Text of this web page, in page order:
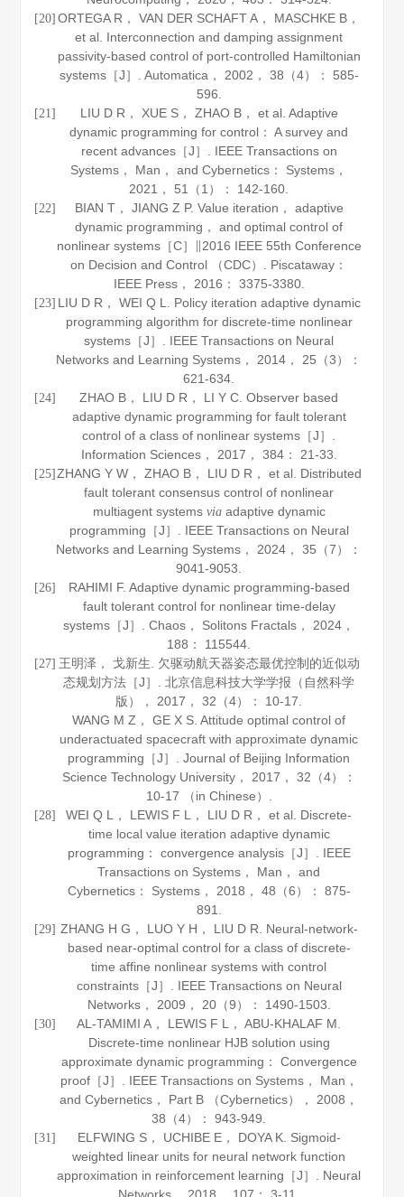
[20] ORTEGA R， VAN DER SCHAFT A， MASCHKE B，
et al. Interconnection and damping assignment
passivity-based control of port-controlled Hamiltonian
systems［J］. Automatica ， 2002 ， 38 （4）： 585-
596.
[21]
LIU D R， XUE S， ZHAO B， et al. Adaptive
dynamic programming for control： A survey and
recent advances［J］. IEEE Transactions on
Systems， Man， and Cybernetics： Systems ，
2021 ， 51 （1）： 142-160.
[22]
BIAN T， JIANG Z P. Value iteration， adaptive
dynamic programming， and optimal control of
nonlinear systems［C］∥2016 IEEE 55th Conference
on Decision and Control （CDC）. Piscataway：
IEEE Press， 2016 ： 3375-3380.
[23] LIU D R， WEI Q L. Policy iteration adaptive dynamic
programming algorithm for discrete-time nonlinear
systems［J］. IEEE Transactions on Neural
Networks and Learning Systems ， 2014 ， 25 （3）：
621-634.
[24]
ZHAO B， LIU D R， LI Y C. Observer based
adaptive dynamic programming for fault tolerant
control of a class of nonlinear systems［J］.
Information Sciences， 2017 ， 384： 21-33.
[25] ZHANG Y W， ZHAO B， LIU D R， et al. Distributed
fault tolerant consensus control of nonlinear
multiagent systems viaadaptive dynamic
programming［J］. IEEE Transactions on Neural
Networks and Learning Systems ， 2024 ，35 （7）：
9041-9053.
[26]
RAHIMI F. Adaptive dynamic programming-based
fault tolerant control for nonlinear time-delay
systems［J］.Chaos ， Solitons Fractals， 2024 ，
188 ： 115544.
[27] 王明泽， 戈新生. 欠驱动航天器姿态最优控制的近似动
态规划方法［J］.北京信息科技大学学报（自然科学
版）
， 2017 ，32 （4）： 10-17.
WANG M Z， GE X S. Attitude optimal control of
underactuated spacecraft with approximate dynamic
programming［J］.Journal of Beijing Information
Science Technology University， 2017 ， 32 （4）：
10-17 （in Chinese）.
[28]
WEI Q L， LEWIS F L， LIU D R， et al. Discrete-
time local value iteration adaptive dynamic
programming： convergence analysis［J］. IEEE
Transactions on Systems， Man， and
Cybernetics： Systems， 2018 ， 48 （6）： 875-
891.
[29] ZHANG H G， LUO Y H， LIU D R. Neural-network-
based near-optimal control for a class of discrete-
time affine nonlinear systems with control
constraints［J］. IEEE Transactions on Neural
Networks， 2009 ， 20（9）： 1490-1503.
[30]
AL-TAMIMI A， LEWIS F L， ABU-KHALAF M.
Discrete-time nonlinear HJB solution using
approximate dynamic programming： Convergence
proof［J］. IEEE Transactions on Systems， Man，
and Cybernetics ， Part B （Cybernetics）， 2008 ，
38 （4）： 943-949.
[31]
ELFWING S， UCHIBE E， DOYA K. Sigmoid-
weighted linear units for neural network function
approximation in reinforcement learning［J］. Neural